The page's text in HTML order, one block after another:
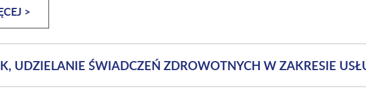
>
UDZIELANIE ŚWIADCZEŃ ZDROWOTNYCH W ZAKRESIE